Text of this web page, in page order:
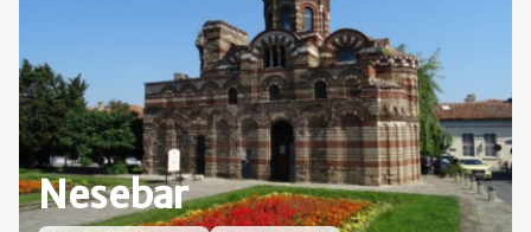
Nesebar